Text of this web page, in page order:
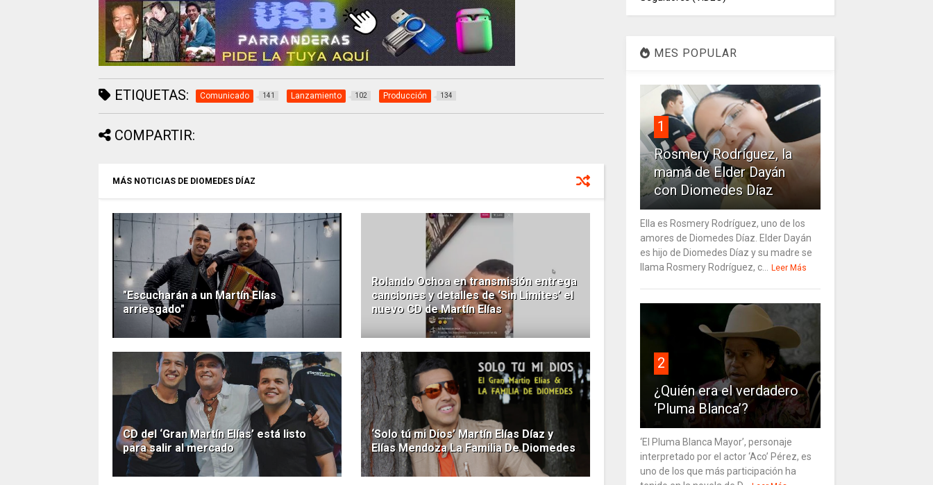
ETIQUETAS: Comunicado 141 Lanzamiento 102 Producción 134
COMPARTIR:
MÁS NOTICIAS DE DIOMEDES DÍAZ
"Escucharán a un Martín Elías
arriesgado"
Rolando Ochoa en transmisión entrega
canciones y detalles de ‘Sin Limites’ el
nuevo CD de Martín Elías
CD del ‘Gran Martín Elías’ está listo
para salir al mercado
‘Solo tú mi Dios’ Martín Elías Díaz y
Elías Mendoza La Familia De Diomedes
MES POPULAR
1
Rosmery Rodríguez, la
mamá de Elder Dayán
con Diomedes Díaz
Ella es Rosmery Rodríguez, uno de los
amores de Diomedes Díaz. Elder Dayán
es hijo de Diomedes Díaz y su madre se
llama Rosmery Rodríguez, c... Leer Más
2
¿Quién era el verdadero
‘Pluma Blanca’?
‘El Pluma Blanca Mayor’, personaje
interpretado por el actor ‘Aco’ Pérez, es
uno de los que más participación ha